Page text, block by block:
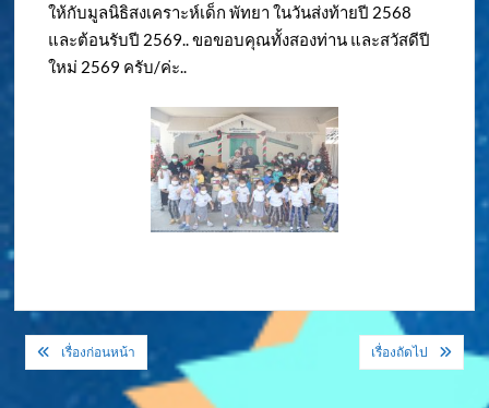
ให้กับมูลนิธิสงเคราะห์เด็ก พัทยา ในวันส่งท้ายปี 2568
และต้อนรับปี 2569.. ขอขอบคุณทั้งสองท่าน และสวัสดีปี
ใหม่ 2569 ครับ/ค่ะ..
แนะแนว
เรื่องก่อนหน้า เรื่องถัดไป